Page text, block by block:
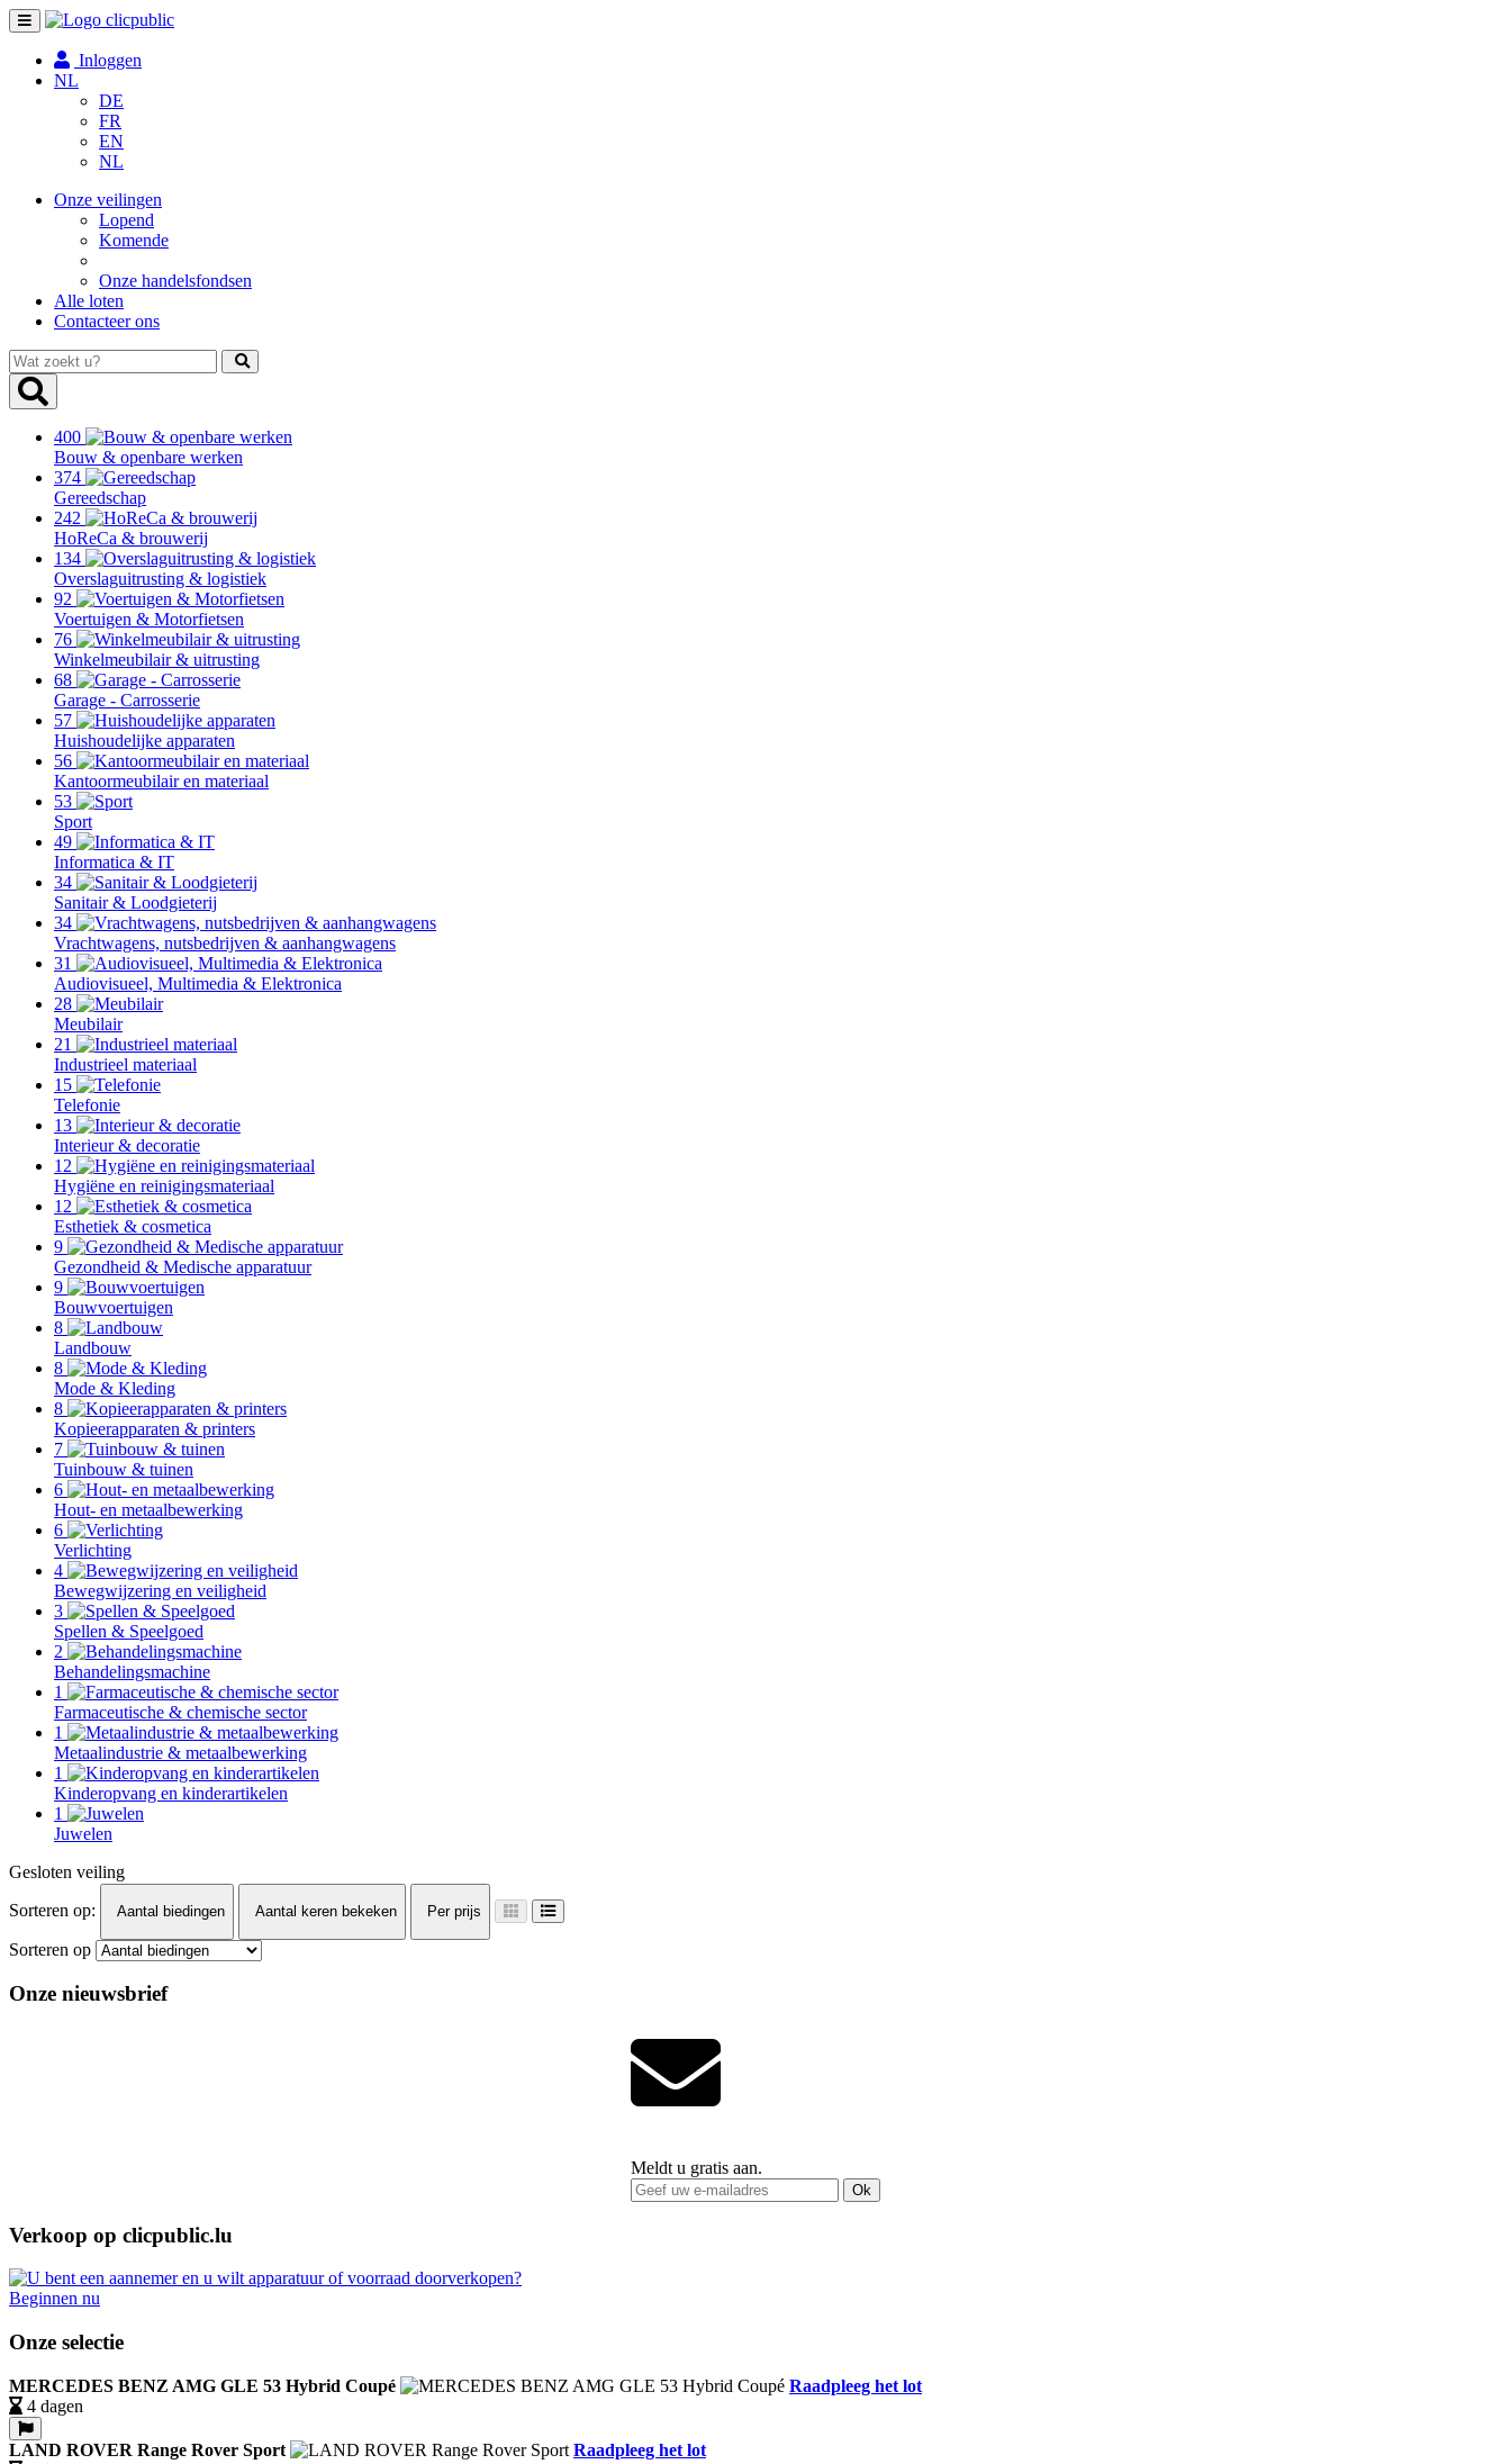
Toggle
navigation
Inloggen
NL
DE
FR
EN
NL
Onze veilingen
Lopend
Komende
Onze handelsfondsen
Alle loten
Contacteer ons
Wat
zoekt
u?
400
Bouw & openbare werken
374
Gereedschap
242
HoReCa & brouwerij
134
Overslaguitrusting & logistiek
92
Voertuigen & Motorfietsen
76
Winkelmeubilair & uitrusting
68
Garage - Carrosserie
57
Huishoudelijke apparaten
56
Kantoormeubilair en materiaal
53
Sport
49
Informatica & IT
34
Sanitair & Loodgieterij
34
Vrachtwagens, nutsbedrijven & aanhangwagens
31
Audiovisueel, Multimedia & Elektronica
28
Meubilair
21
Industrieel materiaal
15
Telefonie
13
Interieur & decoratie
12
Hygiëne en reinigingsmateriaal
12
Esthetiek & cosmetica
9
Gezondheid & Medische apparatuur
9
Bouwvoertuigen
8
Landbouw
8
Mode & Kleding
8
Kopieerapparaten & printers
7
Tuinbouw & tuinen
6
Hout- en metaalbewerking
6
Verlichting
4
Bewegwijzering en veiligheid
3
Spellen & Speelgoed
2
Behandelingsmachine
1
Farmaceutische & chemische sector
1
Metaalindustrie & metaalbewerking
1
Kinderopvang en kinderartikelen
1
Juwelen
Gesloten veiling
Sorteren op:
Aantal biedingen Aantal keren bekeken Per prijs
Sorteren op
Onze nieuwsbrief
Meldt u gratis aan.
Ok
Verkoop op clicpublic.lu
Beginnen nu
Onze selectie
MERCEDES BENZ AMG GLE 53 Hybrid Coupé
Raadpleeg het lot
4 dagen
LAND ROVER Range Rover Sport
Raadpleeg het lot